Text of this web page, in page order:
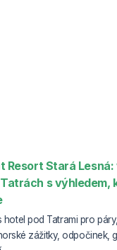
Resort Stará
s výhledem,
hotel pod Tatrami pro
zážitky, odpočinek,